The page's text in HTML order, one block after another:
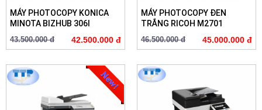
MÁY PHOTOCOPY KONICA
MINOTA BIZHUB 306I
43.500.000 đ 42.500.000 đ
MÁY PHOTOCOPY ĐEN
TRẮNG RICOH M2701
46.500.000 đ 45.000.000 đ